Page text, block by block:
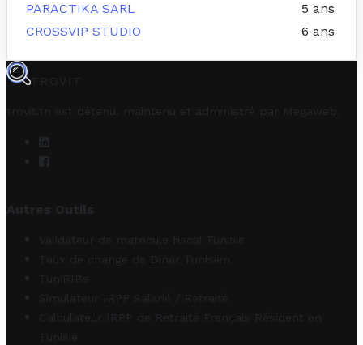
PARACTIKA SARL
5 ans
CROSSVIP STUDIO
6 ans
TROVIT
trovit.tn est détenu, maintenu et administré par Megaweb
Autres Outils
Validateur de matricule fiscal Tunisie
Taux de change de Dinar Tunisien
TuniRIBs
Simulateur IRPP Salarié / Retraité
Calculateur IRPP de Retraité Français Résident en
Tunisie